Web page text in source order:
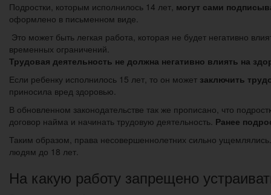
Подростки, которым исполнилось 14 лет, могут сами
оформлено в письменном виде.
Это может быть легкая работа, которая не будет негативно
временных ограничений.
Трудовая деятельность не должна негативно влиять на
Если ребенку исполнилось 15 лет, то он может заключить
приносила вред здоровью.
В обновленном законодательстве так же прописано, что
договор найма и начинать трудовую деятельность. Ранее
Таким образом, права несовершеннолетних сильно
людям до 18 лет.
На какую работу запрещено